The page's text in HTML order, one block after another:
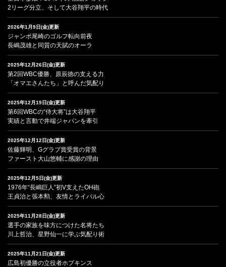
2リーグ分立、そして大谷翔平の時代
2026年1月9日(金)更新
ジャンボ尾崎のゴルフ転向前夜
長嶋茂雄と同質の天賦のオーラ
2025年12月26日(金)更新
第2回WBC優勝、原辰徳の支える力
「オマエさんたち」と呼んだ気配り
2025年12月19日(金)更新
第6回WBCの“侍大将”は大谷翔平
実績と言動で井端ジャパンを牽引
2025年12月12日(金)更新
佐藤輝明、Gグラブ賞受賞の背景
ファースト大山悠輔に感謝の理由
2025年12月5日(金)更新
1976年“長嶋巨人”初V支えたOH砲
王貞治と張本勲、友情とライバル心
2025年11月28日(金)更新
選手の家族を味方につけた名将たち
川上哲治、星野仙一に学ぶ気配り術
2025年11月21日(金)更新
広島初優勝の立役者ホプキンス